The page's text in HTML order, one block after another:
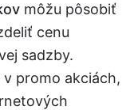
môžu pôsobiť
cenu
sadzby.
promo akciách,